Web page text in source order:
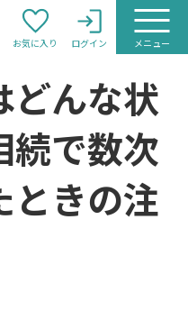
お気に入り ログイン メニュー
どんな状
続で数次
ときの注